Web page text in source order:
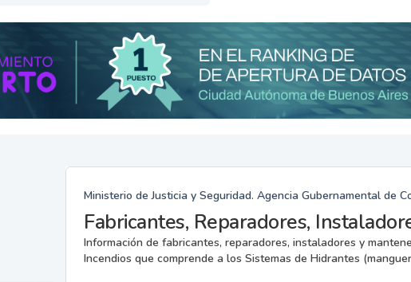
Ministerio de Justicia y Seguridad. Agencia Gubernamental de
Información de fabricantes, reparadores, instaladores y
Incendios que comprende a los Sistemas de Hidrantes